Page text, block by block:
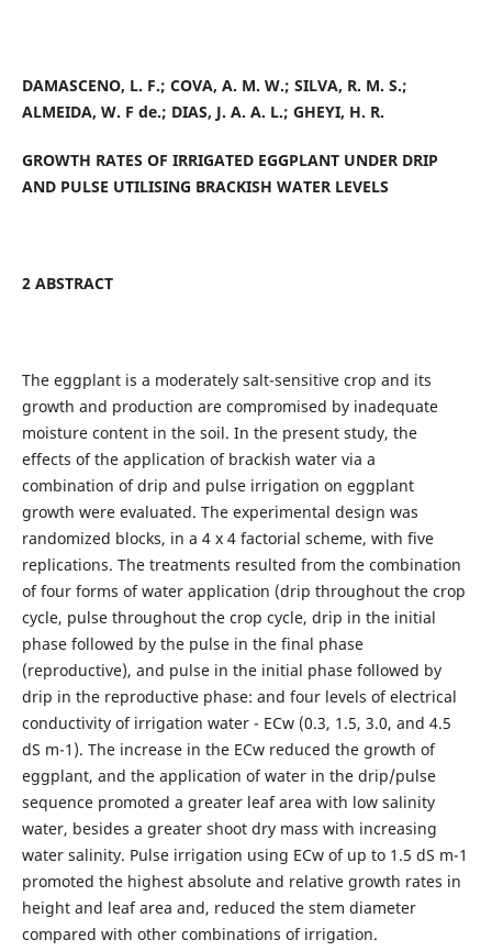
DAMASCENO, L. F.; COVA, A. M. W.; SILVA, R. M. S.;
ALMEIDA, W. F de.; DIAS, J. A. A. L.; GHEYI, H. R.
GROWTH RATES OF IRRIGATED EGGPLANT UNDER DRIP
AND PULSE UTILISING BRACKISH WATER LEVELS
2 ABSTRACT
The eggplant is a moderately salt-sensitive crop and its
growth and production are compromised by inadequate
moisture content in the soil. In the present study, the
effects of the application of brackish water via a
combination of drip and pulse irrigation on eggplant
growth were evaluated. The experimental design was
randomized blocks, in a 4 x 4 factorial scheme, with five
replications. The treatments resulted from the combination
of four forms of water application (drip throughout the crop
cycle, pulse throughout the crop cycle, drip in the initial
phase followed by the pulse in the final phase
(reproductive), and pulse in the initial phase followed by
drip in the reproductive phase: and four levels of electrical
conductivity of irrigation water - ECw (0.3, 1.5, 3.0, and 4.5
dS m-1). The increase in the ECw reduced the growth of
eggplant, and the application of water in the drip/pulse
sequence promoted a greater leaf area with low salinity
water, besides a greater shoot dry mass with increasing
water salinity. Pulse irrigation using ECw of up to 1.5 dS m-1
promoted the highest absolute and relative growth rates in
height and leaf area and, reduced the stem diameter
compared with other combinations of irrigation.